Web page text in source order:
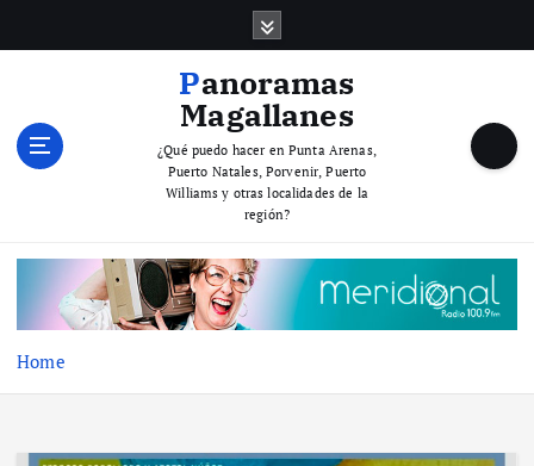
Panoramas
Magallanes
¿Qué puedo hacer en Punta Arenas,
Puerto Natales, Porvenir, Puerto
Williams y otras localidades de la
región?
Home